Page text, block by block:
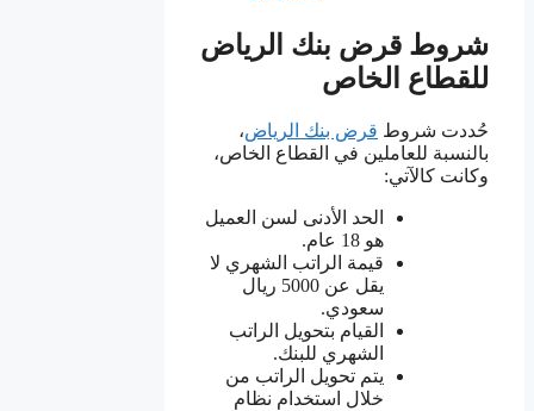
شروط قرض بنك الرياض
للقطاع الخاص
حُددت شروط قرض بنك الرياض،
بالنسبة للعاملين في القطاع الخاص،
وكانت كالآتي:
الحد الأدنى لسن العميل
هو 18 عام.
قيمة الراتب الشهري لا
يقل عن 5000 ريال
سعودي.
القيام بتحويل الراتب
الشهري للبنك.
يتم تحويل الراتب من
خلال استخدام نظام